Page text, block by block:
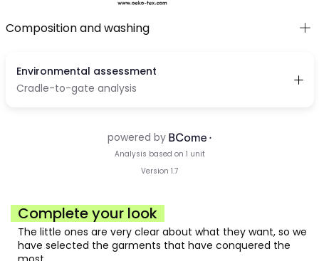
Composition and washing
Complete your look
The little ones are very clear about what they want, so we
have selected the garments that have conquered the